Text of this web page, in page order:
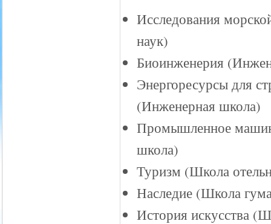
Исследования
наук)
Биоинженерия
Энергоресурсы для
(Инженерная школа)
Промышленное
школа)
Туризм (Школа
Наследие (Школа
История искусства